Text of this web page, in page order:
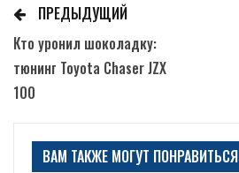
ПРЕДЫДУЩИЙ
Кто уронил шоколадку:
тюнинг Toyota Chaser JZX
100
ВАМ ТАКЖЕ МОГУТ ПОНРАВИТЬСЯ